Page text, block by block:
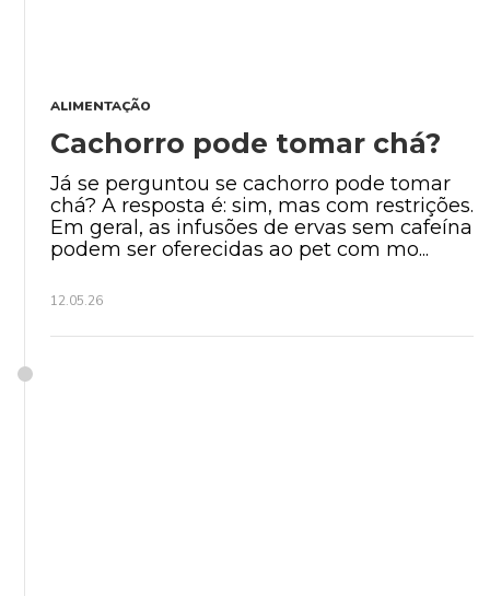
ALIMENTAÇÃO
Cachorro pode tomar chá?
Já se perguntou se cachorro pode tomar
chá? A resposta é: sim, mas com restrições.
Em geral, as infusões de ervas sem cafeína
podem ser oferecidas ao pet com mo...
12.05.26